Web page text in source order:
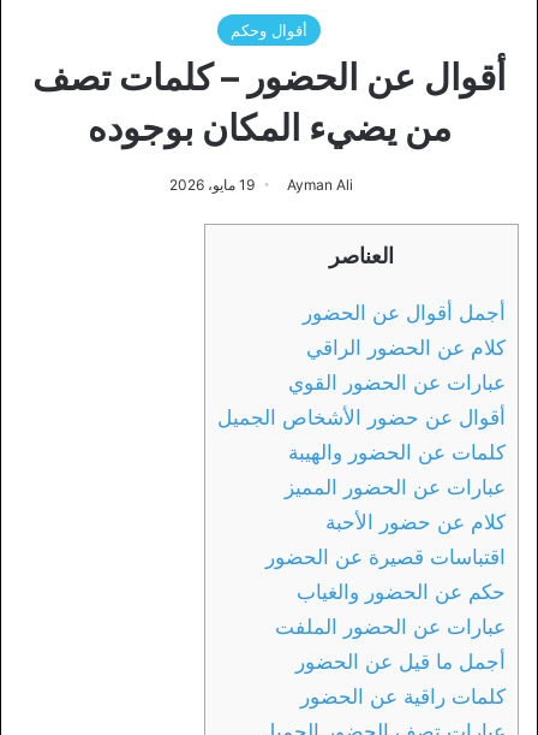
أقوال وحكم
أقوال عن الحضور – كلمات تصف
من يضيء المكان بوجوده
Ayman Ali 19 مايو، 2026
العناصر
أجمل أقوال عن الحضور
كلام عن الحضور الراقي
عبارات عن الحضور القوي
أقوال عن حضور الأشخاص الجميل
كلمات عن الحضور والهيبة
عبارات عن الحضور المميز
كلام عن حضور الأحبة
اقتباسات قصيرة عن الحضور
حكم عن الحضور والغياب
عبارات عن الحضور الملفت
أجمل ما قيل عن الحضور
كلمات راقية عن الحضور